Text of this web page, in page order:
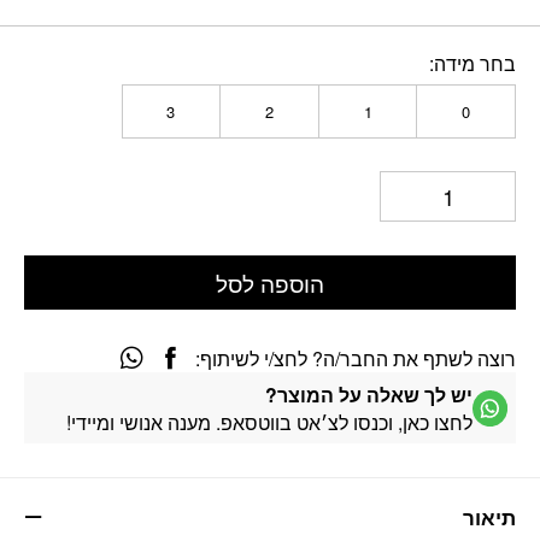
בחר מידה
0
1
2
3
הוספה לסל
רוצה לשתף את החבר/ה? לחצ/י לשיתוף:
יש לך שאלה על המוצר?
לחצו כאן, וכנסו לצ׳אט בווטסאפ. מענה אנושי ומיידי!
תיאור